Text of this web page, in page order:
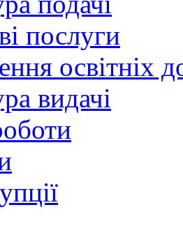
послуги
освітніх
видачі